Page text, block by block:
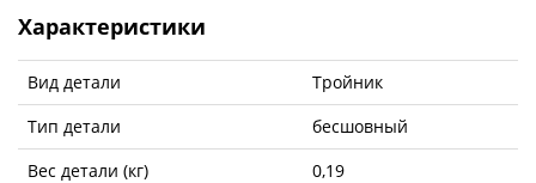
Характеристики
Вид детали
Тройник
Тип детали
бесшовный
Вес детали (кг)
0,19